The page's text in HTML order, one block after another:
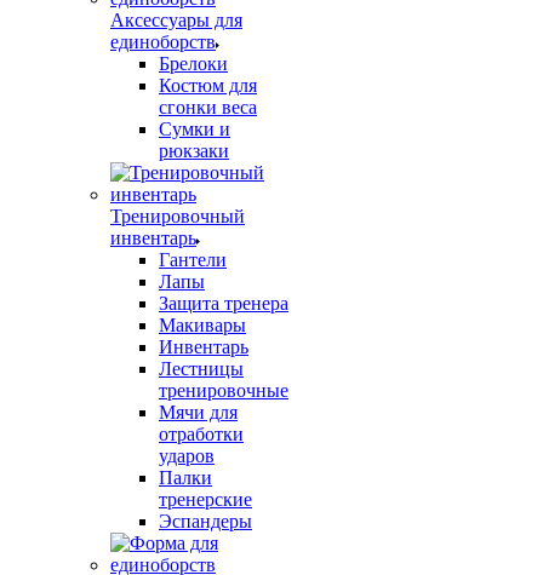
Аксессуары для
единоборств
Брелоки
Костюм для
сгонки веса
Сумки и
рюкзаки
Тренировочный
инвентарь
Гантели
Лапы
Защита тренера
Макивары
Инвентарь
Лестницы
тренировочные
Мячи для
отработки
ударов
Палки
тренерские
Эспандеры